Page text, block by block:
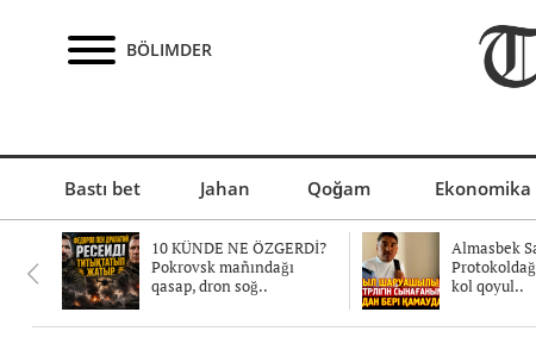
BÖLIMDER
Bastı bet Jahan Qoğam Ekonomika
10 KÜNDE NE ÖZGERDİ?
Pokrovsk mañındağı
qasap, dron soğ..
Almasbek
kol qoyul..